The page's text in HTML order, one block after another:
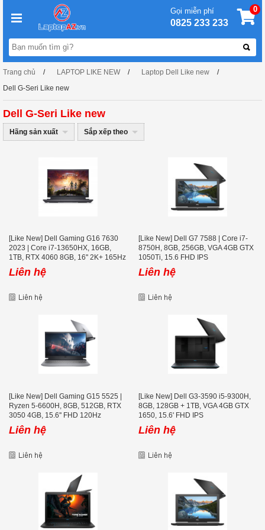
Gọi miễn phí
0825 233 233
0
Trang chủ LAPTOP LIKE NEW
Laptop Dell Like new
Dell G-Seri Like new
Dell G-Seri Like new
Hãng sản xuất Sắp xếp theo
[Like New] Dell Gaming G16 7630
2023 | Core i7-13650HX, 16GB,
1TB, RTX 4060 8GB, 16'' 2K+ 165Hz
Liên hệ
[Like New] Dell G7 7588 | Core i7-
8750H, 8GB, 256GB, VGA 4GB GTX
1050Ti, 15.6 FHD IPS
Liên hệ
[Like New] Dell Gaming G15 5525 |
Ryzen 5-6600H, 8GB, 512GB, RTX
3050 4GB, 15.6'' FHD 120Hz
Liên hệ
[Like New] Dell G3-3590 i5-9300H,
8GB, 128GB + 1TB, VGA 4GB GTX
1650, 15.6' FHD IPS
Liên hệ